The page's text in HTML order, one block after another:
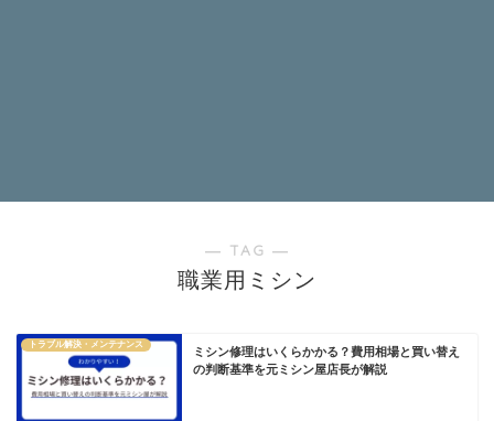
― TAG ―
職業用ミシン
トラブル解決・メンテナンス
ミシン修理はいくらかかる？費用相場と買い替え
の判断基準を元ミシン屋店長が解説